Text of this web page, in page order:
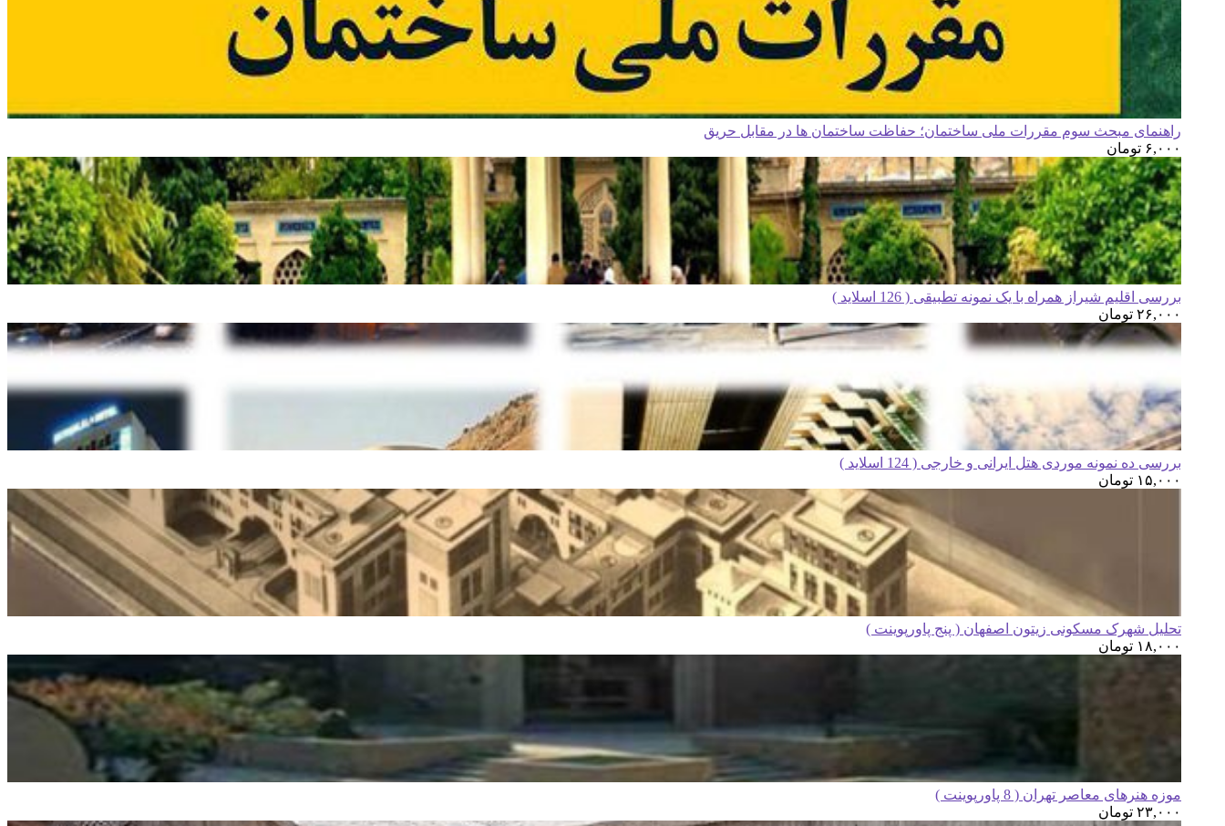
راهنمای مبحث سوم مقررات ملی ساختمان؛ حفاظت ساختمان ها در مقابل حریق
۶,۰۰۰ تومان
بررسی اقلیم شیراز همراه با یک نمونه تطبیقی ( 126 اسلاید )
۲۶,۰۰۰ تومان
بررسی ده نمونه موردی هتل ایرانی و خارجی ( 124 اسلاید )
۱۵,۰۰۰ تومان
تحلیل شهرک مسکونی زیتون اصفهان ( پنج پاورپوینت )
۱۸,۰۰۰ تومان
موزه هنرهای معاصر تهران ( 8 پاورپوینت )
۲۳,۰۰۰ تومان